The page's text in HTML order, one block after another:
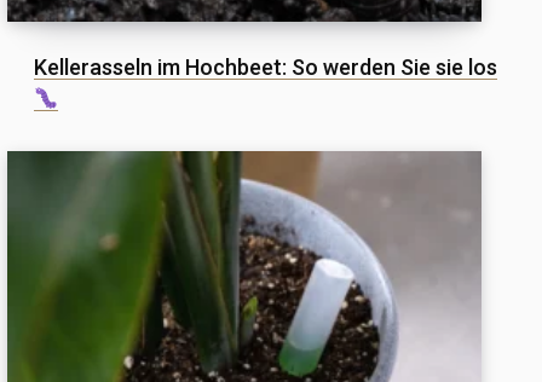
Kellerasseln im Hochbeet: So werden Sie sie los